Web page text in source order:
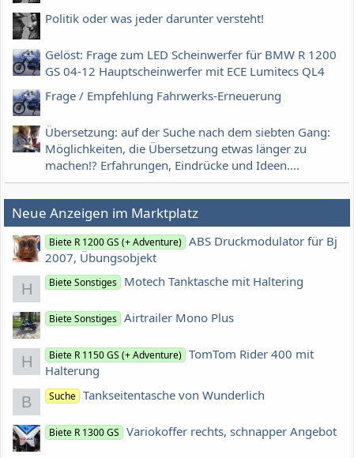
Politik oder was jeder darunter versteht!
Gelöst: Frage zum LED Scheinwerfer für BMW R 1200
GS 04-12 Hauptscheinwerfer mit ECE Lumitecs QL4
Frage / Empfehlung Fahrwerks-Erneuerung
Übersetzung: auf der Suche nach dem siebten Gang:
Möglichkeiten, die Übersetzung etwas länger zu
machen!? Erfahrungen, Eindrücke und Ideen....
Neue Anzeigen im Marktplatz
Biete R 1200 GS (+ Adventure) ABS Druckmodulator für Bj
2007, Übungsobjekt
H Biete Sonstiges Motech Tanktasche mit Haltering
Biete Sonstiges Airtrailer Mono Plus
H Biete R 1150 GS (+ Adventure) TomTom Rider 400 mit
Halterung
B Suche Tankseitentasche von Wunderlich
Biete R 1300 GS Variokoffer rechts, schnapper Angebot